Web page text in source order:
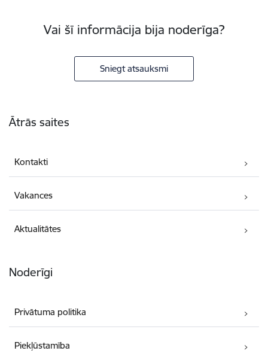
Vai šī informācija bija noderīga?
Sniegt atsauksmi
Ātrās saites
Kontakti
Vakances
Aktualitātes
Noderīgi
Privātuma politika
Piekļūstamība